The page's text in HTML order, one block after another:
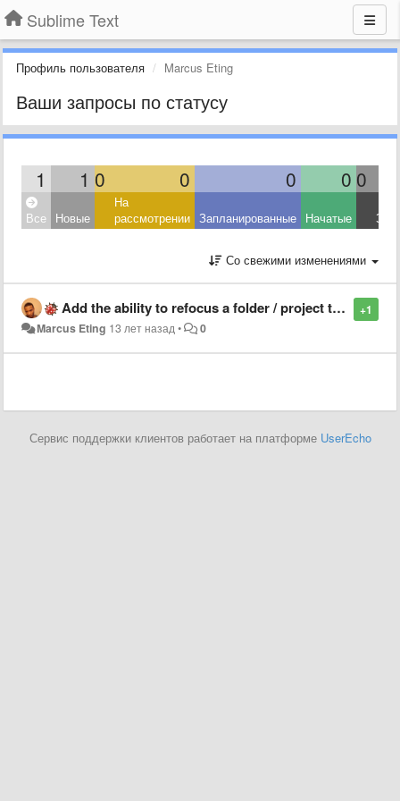
Sublime Text
Профиль пользователя Marcus Eting
Ваши запросы по статусу
1 1 0 0 0 0 0
Все Новые
На
рассмотрении Запланированные Начатые
Со свежими изменениями
+1
Add the ability to refocus a folder / project that is already open instead of reopening it in a new window
Marcus Eting 13 лет назад• 0
Сервис поддержки клиентов работает на платформе UserEcho